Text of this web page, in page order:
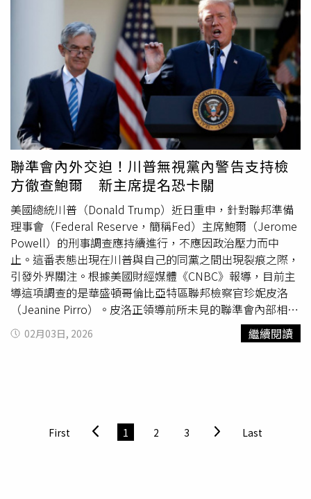
調，提出延後會面的唯一原因，是他必須留在美國處理戰
爭，「這裡面沒有任何花招。事情很簡單，我們正在打仗。
我認為我待在這裡很重要。」這番言論發表之際，2個經濟
超級大國之間的緊張關係最近似乎再度升溫，其背景包括伊
朗戰爭以及美國宣布對中國展開新的貿易行為調查。就在上
週，川普政府對中國以及其它10幾個國家可能存在的不公平
貿易行為展開新的調查。這些調查是在美國聯邦最高法院推
翻川普政府的大規模關稅措施之後宣布的。此前，包括川普
本人在內的多名川普政府高層官員已暗示，伊朗戰爭可能會
打亂原本計畫在中國舉行的這場高層峰會。川普15日接受英
媒《金融時報》（Financial Times）訪問時曾宣稱，中國有
90%的石油是經由荷姆茲海峽（Strait of Hormuz）運輸
的，因此應該協助美國打破伊朗對這個海峽的封鎖，否則
「我們可能會延後（訪中行）。」他告訴該媒體，如果等到
川習會之後才採取行動，就已經太遲了。不過，上週末曾在
巴黎與中國官員會面的美國財政部長貝森特（Scott
Bessent），隨後似乎緩和了川普對中國施壓的說法。他16
日上午在《CNBC》節目中表示，如果峰會時間需要重新安
排，原因將會是後勤與行程上的考量，「這次延後不會是因
為總統要求中國去監管荷姆茲海峽。」報導補充，雖然全球
每日石油供應量約有1/5需要通過荷姆茲海峽，但大部分數
的說法，目前經由該海峽運輸的海運石油，已經不到中國石
油進口總量的一半。日本最大的證券公司「野村證券」
聯準會內外交迫！川普無視黨內警告支持檢
方徹查鮑爾 新主席提名恐卡關
美國總統川普（Donald Trump）近日重申，針對聯邦準備
理事會（Federal Reserve，簡稱Fed）主席鮑爾（Jerome
Powell）的刑事調查應持續進行，不應因政治壓力而中
止。這番表態出現在川普與自己的同黨之間出現裂痕之際，
引發外界關注。根據美國財經媒體《CNBC》報導，目前主
導這項調查的是華盛頓哥倫比亞特區聯邦檢察官珍妮皮洛
（Jeanine Pirro）。皮洛正領導前所未見的聯準會內部相關
調查，聚焦翻修聯準會總部及其他議題是否涉及違法或失職
行為。川普在白宮
接受媒體採訪時說：「我們
名的新任聯準會主席人選。提里斯是聯邦參議院銀行、住宅
和城市事務委員會（Senate Banking, Housing, and Urban
02月03日, 2026 繼續閱讀
First 1 2 3 Last